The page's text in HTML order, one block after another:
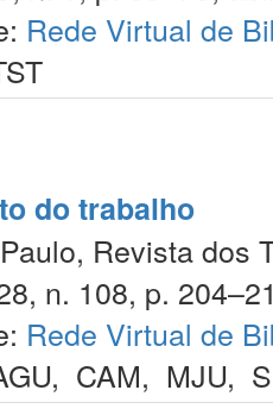
Rede Virtual de
do trabalho
Revista dos
n. 108, p.
Rede Virtual de
, CAM, MJU,